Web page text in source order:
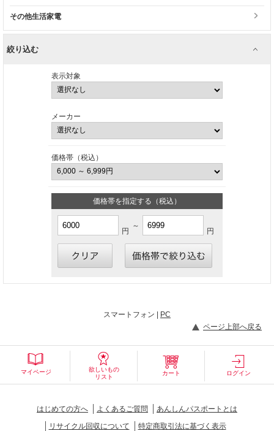
その他生活家電
絞り込む
表示対象
メーカー
価格帯（税込）
価格帯を指定する（税込）
円
～
円
スマートフォン | PC
ページ上部へ戻る
マイページ
欲しいもの
リスト
カート ログイン
はじめての方へ よくあるご質問
あんしんパスポートとは
リサイクル回収について
特定商取引法に基づく表示